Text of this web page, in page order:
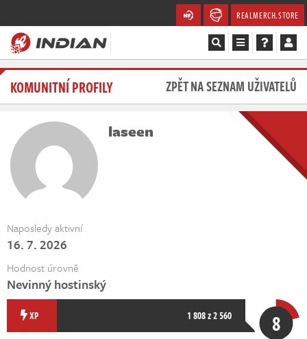
REALMERCH.STORE
Magazín
Videa
Soutěže
Komunita
Redakce
Živě
KOMUNITNÍ PROFILY ZPĚT NA SEZNAM UŽIVATELŮ
laseen
Naposledy aktivní
16. 7. 2026
Hodnost úrovně
Nevinný hostinský
XP 1 808 z 2 560 8